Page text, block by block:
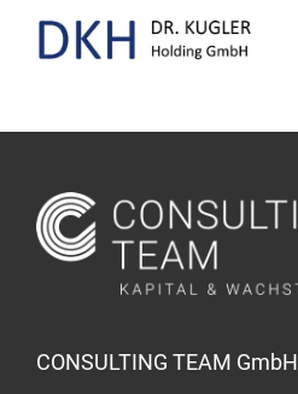
CONSULTING TEAM GmbH